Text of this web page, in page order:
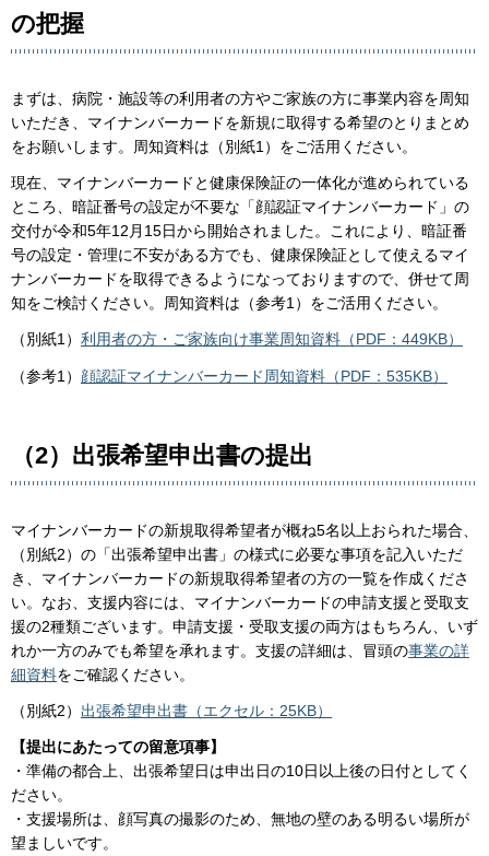
の把握
まずは、病院・施設等の利用者の方やご家族の方に事業内容を周知
いただき、マイナンバーカードを新規に取得する希望のとりまとめ
をお願いします。周知資料は（別紙1）をご活用ください。
現在、マイナンバーカードと健康保険証の一体化が進められている
ところ、暗証番号の設定が不要な「顔認証マイナンバーカード」の
交付が令和5年12月15日から開始されました。これにより、暗証番
号の設定・管理に不安がある方でも、健康保険証として使えるマイ
ナンバーカードを取得できるようになっておりますので、併せて周
知をご検討ください。周知資料は（参考1）をご活用ください。
（別紙1） 利用者の方・ご家族向け事業周知資料（PDF：449KB）
（参考1） 顔認証マイナンバーカード周知資料（PDF：535KB）
（2）出張希望申出書の提出
マイナンバーカードの新規取得希望者が概ね5名以上おられた場合、
（別紙2）の「出張希望申出書」の様式に必要な事項を記入いただ
き、マイナンバーカードの新規取得希望者の方の一覧を作成くださ
い。なお、支援内容には、マイナンバーカードの申請支援と受取支
援の2種類ございます。申請支援・受取支援の両方はもちろん、いず
れか一方のみでも希望を承れます。支援の詳細は、冒頭の事業の詳
細資料をご確認ください。
（別紙2） 出張希望申出書（エクセル：25KB）
【提出にあたっての留意項事】
・準備の都合上、出張希望日は申出日の10日以上後の日付としてく
ださい。
・支援場所は、顔写真の撮影のため、無地の壁のある明るい場所が
望ましいです。